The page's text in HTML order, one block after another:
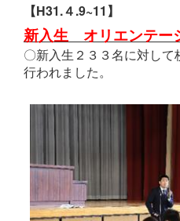
【H31.４.9~11】
新入生 オリエンテー
〇新入生２３３名に対し
行われました。